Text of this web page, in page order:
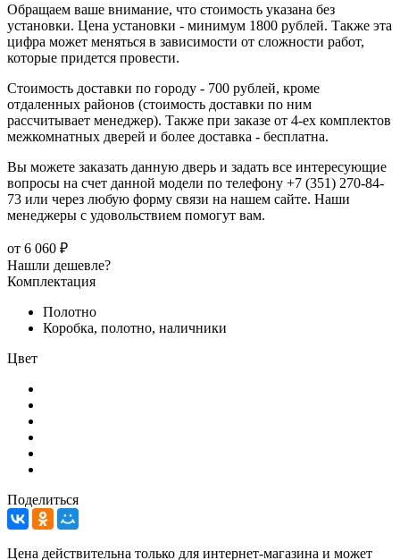
Обращаем ваше внимание, что стоимость указана без
установки. Цена установки - минимум 1800 рублей. Также эта
цифра может меняться в зависимости от сложности работ,
которые придется провести.
Стоимость доставки по городу - 700 рублей, кроме
отдаленных районов (стоимость доставки по ним
рассчитывает менеджер). Также при заказе от 4-ех комплектов
межкомнатных дверей и более доставка - бесплатна.
Вы можете заказать данную дверь и задать все интересующие
вопросы на счет данной модели по телефону +7 (351) 270-84-
73 или через любую форму связи на нашем сайте. Наши
менеджеры с удовольствием помогут вам.
от 6 060 ₽
Нашли дешевле?
Комплектация
Полотно
Коробка, полотно, наличники
Цвет
Поделиться
Цена действительна только для интернет-магазина и может